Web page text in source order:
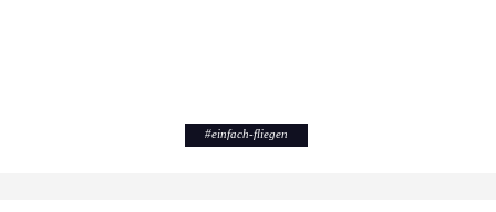
#einfach-fliegen